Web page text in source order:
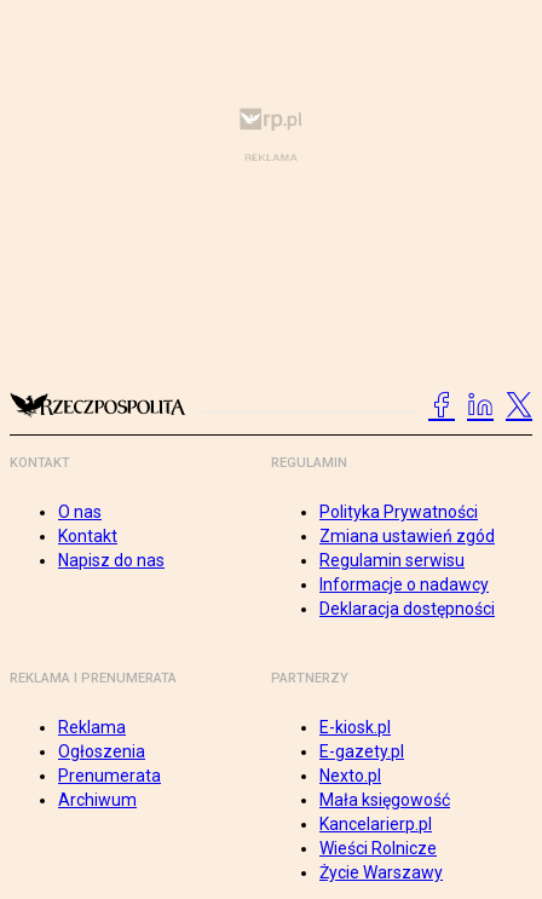
KONTAKT
O nas
Kontakt
Napisz do nas
REGULAMIN
Polityka Prywatności
Zmiana ustawień zgód
Regulamin serwisu
Informacje o nadawcy
Deklaracja dostępności
REKLAMA I PRENUMERATA
Reklama
Ogłoszenia
Prenumerata
Archiwum
PARTNERZY
E-kiosk.pl
E-gazety.pl
Nexto.pl
Mała księgowość
Kancelarierp.pl
Wieści Rolnicze
Życie Warszawy